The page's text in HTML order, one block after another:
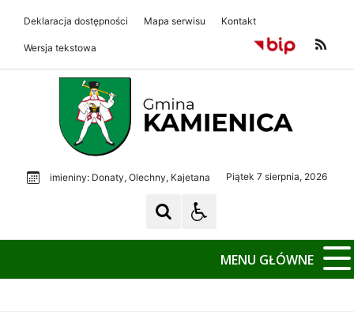
Deklaracja dostępności Mapa serwisu Kontakt
Wersja tekstowa
Gmina Kamienica
imieniny: Donaty, Olechny, Kajetana Piątek 7 sierpnia, 2026
MENU GŁÓWNE